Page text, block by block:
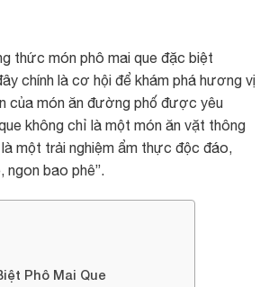
thức món phô mai que đặc biệt
chính là cơ hội để khám phá hương vị
của món ăn đường phố được yêu
không chỉ là một món ăn vặt thông
một trải nghiệm ẩm thực độc đáo,
ngon bao phê”.
Phô Mai Que